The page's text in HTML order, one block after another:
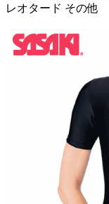
レオタード その他